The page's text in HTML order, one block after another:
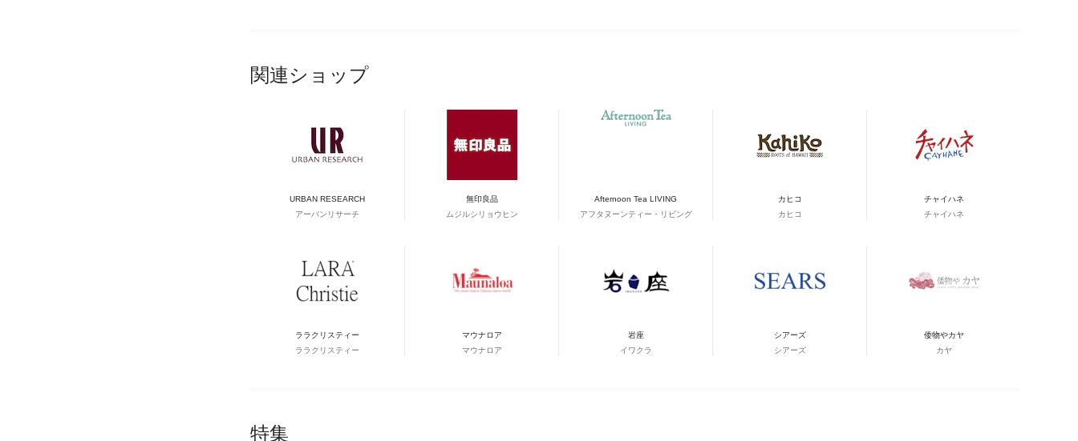
関連ショップ
URBAN RESEARCH
アーバンリサーチ
無印良品
ムジルシリョウヒン
Afternoon Tea LIVING
アフタヌーンティー・リビング
カヒコ
カヒコ
チャイハネ
チャイハネ
ララクリスティー
ララクリスティー
マウナロア
マウナロア
岩座
イワクラ
シアーズ
シアーズ
倭物やカヤ
カヤ
特集